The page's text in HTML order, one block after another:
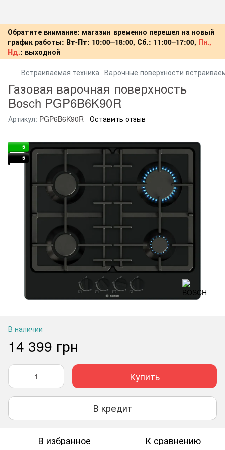
Обратите внимание: магазин временно перешел на новый
график работы: Вт-Пт: 10:00–18:00, Сб.: 11:00–17:00, Пн.,
Нд.: выходной
Встраиваемая техника Варочные поверхности
Газовая варочная поверхность
Bosch PGP6B6K90R
Артикул: PGP6B6K90R Оставить отзыв
5
5
В наличии
14 399 грн
Купить
В кредит
В избранное К сравнению